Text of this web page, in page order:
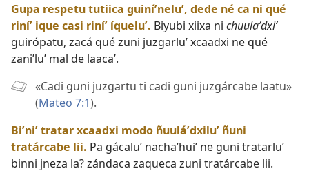
Gupa respetu tutiica guiníʼneluʼ, dede né ca ni qué
riníʼ ique casi riníʼ íqueluʼ. Biyubi xiixa ni chuulaʼdxiʼ
guirópatu, zacá qué zuni juzgarluʼ xcaadxi ne qué
zaniʼluʼ mal de laacaʼ.
«Cadi guni juzgartu ti cadi guni juzgárcabe laatu»
(Mateo 7:1).
Biʼniʼ tratar xcaadxi modo ñuuláʼdxiluʼ ñuni
tratárcabe lii. Pa gácaluʼ nachaʼhuiʼ ne guni tratarluʼ
binni jneza la? zándaca zaqueca zuni tratárcabe lii.